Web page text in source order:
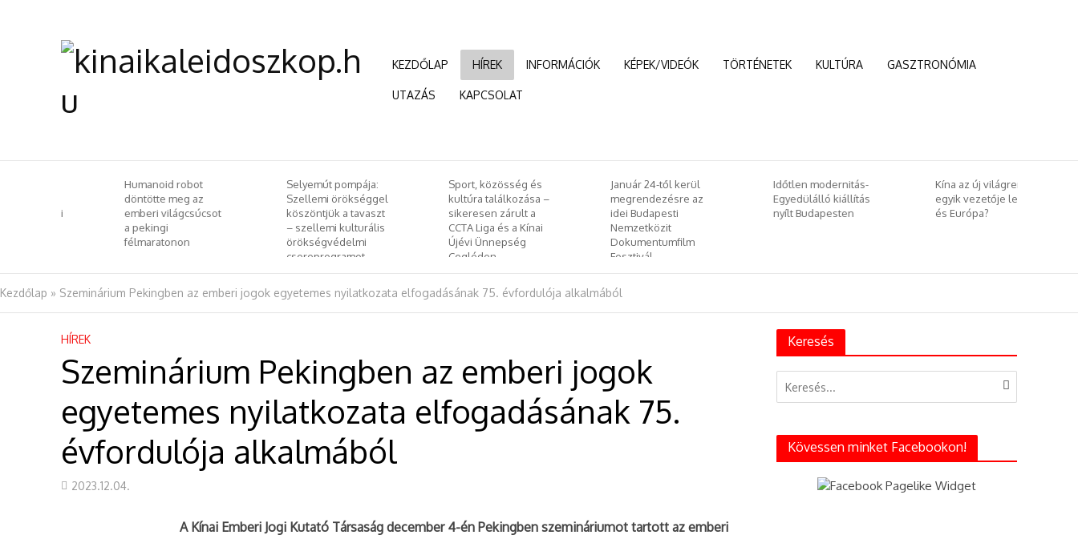
KEZDŐLAP HÍREK INFORMÁCIÓK KÉPEK/VIDEÓK TÖRTÉNETEK KULTÚRA GASZTRONÓMIA
UTAZÁS KAPCSOLAT
Humanoid robot
döntötte meg az
emberi világcsúcsot
a pekingi
félmaratonon
Selyemút pompája:
Szellemi örökséggel
köszöntjük a tavaszt
– szellemi kulturális
örökségvédelmi
csereprogramot
Sport, közösség és
kultúra találkozása –
sikeresen zárult a
CCTA Liga és a Kínai
Újévi Ünnepség
Cegléden
Január 24-től kerül
megrendezésre az
idei Budapesti
Nemzetközit
Dokumentumfilm
Fesztivál
Időtlen modernitás-
Egyedülálló kiállítás
nyílt Budapesten
Kína az új világrend
egyik vezetője lesz –
és Európa?
Kezdőlap » Szeminárium Pekingben az emberi jogok egyetemes nyilatkozata elfogadásának 75. évfordulója alkalmából
HÍREK
Szeminárium Pekingben az emberi jogok
egyetemes nyilatkozata elfogadásának 75.
évfordulója alkalmából
2023.12.04.
A Kínai Emberi Jogi Kutató Társaság december 4-én Pekingben szemináriumot tartott az emberi
Keresés
Kövessen minket Facebookon!